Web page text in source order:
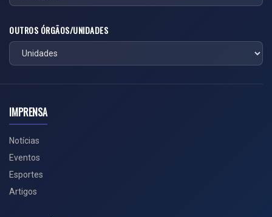
OUTROS ÓRGÃOS/UNIDADES
IMPRENSA
Notícias
Eventos
Esportes
Artigos